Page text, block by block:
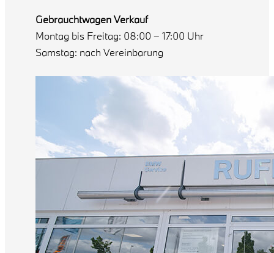
Gebrauchtwagen Verkauf
Montag bis Freitag: 08:00 – 17:00 Uhr
Samstag: nach Vereinbarung